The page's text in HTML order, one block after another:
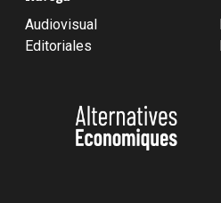
Audiovisual
Editoriales